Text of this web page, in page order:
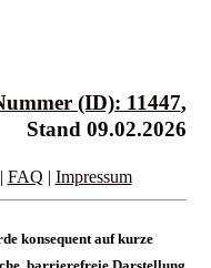
(ID): 11447,
Stand 09.02.2026
FAQ | Impressum
konsequent auf kurze